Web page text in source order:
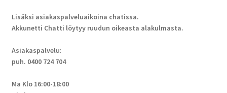
Lisäksi asiakaspalveluaikoina chatissa.
Akkunetti Chatti löytyy ruudun oikeasta alakulmasta.
Asiakaspalvelu:
puh. 0400 724 704
Ma Klo 16:00-18:00